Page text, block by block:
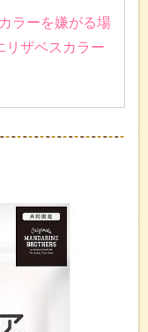
ラーを嫌がる場
リザベスカラー